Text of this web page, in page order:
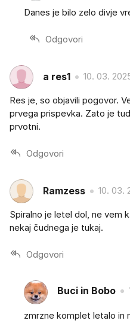
Danes je bilo zelo divje
Odgovori
a res1 10. 03.
Res je, so objavili pogovor.
prvega prispevka. Zato je
prvotni.
Odgovori
Ramzess 10. 03.
Spiralno je letel dol, ne vem
nekaj čudnega je tukaj.
Odgovori
Buci in Bobo
zmrzne komplet letalo in